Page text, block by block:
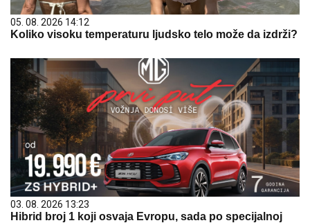
05. 08. 2026 14:12
Koliko visoku temperaturu ljudsko telo može da izdrži?
03. 08. 2026 13:23
Hibrid broj 1 koji osvaja Evropu, sada po specijalnoj